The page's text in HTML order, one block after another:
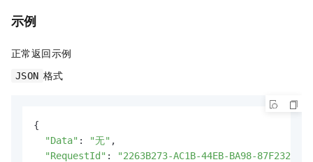
示例
正常返回示例
JSON 格式
{
"Data" : "无" ,
"RequestId" :
"2263B273-AC1B-44EB-BA98-